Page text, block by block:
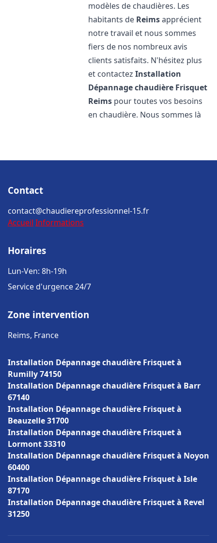
modèles de chaudières. Les
habitants de Reimsapprécient
notre travail et nous sommes
fiers de nos nombreux avis
clients satisfaits. N'hésitez plus
et contactezInstallation
Dépannage chaudière Frisquet
Reims pour toutes vos besoins
en chaudière. Nous sommes là
Contact
contact@chaudiereprofessionnel-15.fr
Accueil Informations
Horaires
Lun-Ven: 8h-19h
Service d'urgence 24/7
Zone intervention
Reims, France
Installation Dépannage chaudière Frisquet à
Rumilly 74150
Installation Dépannage chaudière Frisquet à Barr
67140
Installation Dépannage chaudière Frisquet à
Beauzelle 31700
Installation Dépannage chaudière Frisquet à
Lormont 33310
Installation Dépannage chaudière Frisquet à Noyon
60400
Installation Dépannage chaudière Frisquet à Isle
87170
Installation Dépannage chaudière Frisquet à Revel
31250